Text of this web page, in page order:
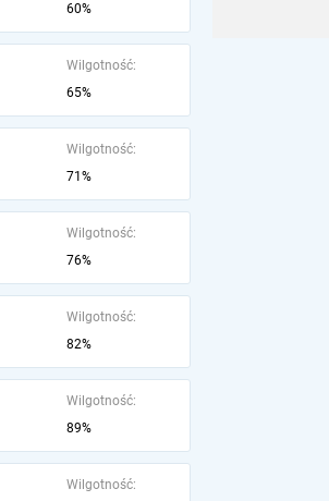
60%
Wilgotność:
65%
Wilgotność:
71%
Wilgotność:
76%
Wilgotność:
82%
Wilgotność:
89%
Wilgotność: